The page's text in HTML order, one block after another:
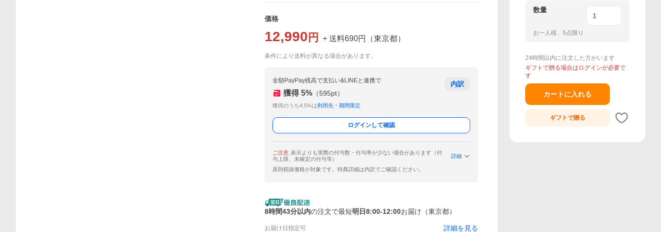
価格
12,990 円 + 送料690円 （東京都）
条件により送料が異なる場合があります。
全額PayPay残高で支払い&LINEと連携で
獲得 5% （595pt）
獲得のうち4.5%は利用先・期間限定
内訳
ログインして確認
ご注意 表示よりも実際の付与数・付与率が少ない場合があります（付
与上限、未確定の付与等）
詳細
原則税抜価格が対象です。特典詳細は内訳でご確認ください。
8時間43分以内の注文で最短明日8:00-12:00お届け（東京都）
お届け日指定可 詳細を見る
数量
お一人様、5点限り
24時間以内に注文した方がいます
ギフトで贈る場合はログインが必要で
す
カートに入れる
ギフトで贈る